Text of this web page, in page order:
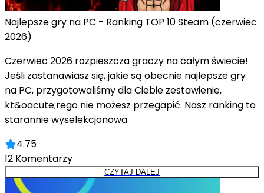
Najlepsze gry na PC - Ranking TOP 10 Steam (czerwiec
2026)
Czerwiec 2026 rozpieszcza graczy na całym świecie!
Jeśli zastanawiasz się, jakie są obecnie najlepsze gry
na PC, przygotowaliśmy dla Ciebie zestawienie,
kt&oacute;rego nie możesz przegapić. Nasz ranking to
starannie wyselekcjonowa
4.75
12 Komentarzy
CZYTAJ DALEJ